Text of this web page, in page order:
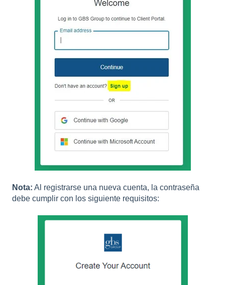
Nota: Al registrarse una nueva cuenta, la contraseña
debe cumplir con los siguiente requisitos: